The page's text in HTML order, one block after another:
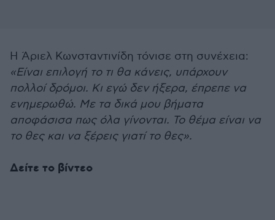
Η Άριελ Κωνσταντινίδη τόνισε στη συνέχεια:
«Είναι επιλογή το τι θα κάνεις, υπάρχουν
πολλοί δρόμοι. Κι εγώ δεν ήξερα, έπρεπε να
ενημερωθώ. Με τα δικά μου βήματα
αποφάσισα πως όλα γίνονται. Το θέμα είναι να
το θες και να ξέρεις γιατί το θες».
Δείτε το βίντεο